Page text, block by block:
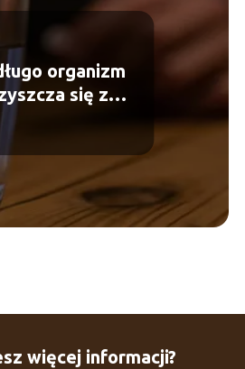
organizm
się z
kontrastu?
więcej informacji?